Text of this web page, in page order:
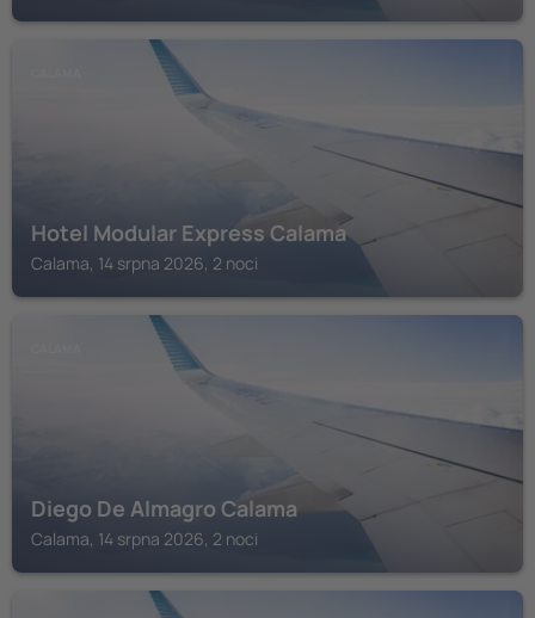
Hotel Modular Express Calama
Calama, 14 srpna 2026, 2 noci
Diego De Almagro Calama
Calama, 14 srpna 2026, 2 noci